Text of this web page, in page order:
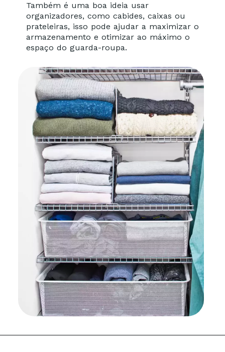
Também é uma boa ideia usar
organizadores, como cabides, caixas ou
prateleiras, isso pode ajudar a maximizar o
armazenamento e otimizar ao máximo o
espaço do guarda-roupa.